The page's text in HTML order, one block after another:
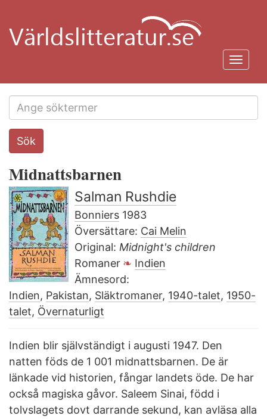
huvudinnehåll
Search
this
Sök
Midnattsbarnen
Salman Rushdie
Bonniers 1983
Översättare: Cai Melin
Original: Midnight's children
Romaner
Indien
Ämnesord:
Indien, Pakistan, Släktromaner, 1940-talet, 1950-
talet, Övernaturligt
Indien blir självständigt i augusti 1947. Den
natten föds de 1 001 midnattsbarnen. De är
länkade vid historien, fångar landets öde. De har
också magiska gåvor. Saleem Sinai, född i
tolvslagets dovt darrande sekund, kan avläsa alla